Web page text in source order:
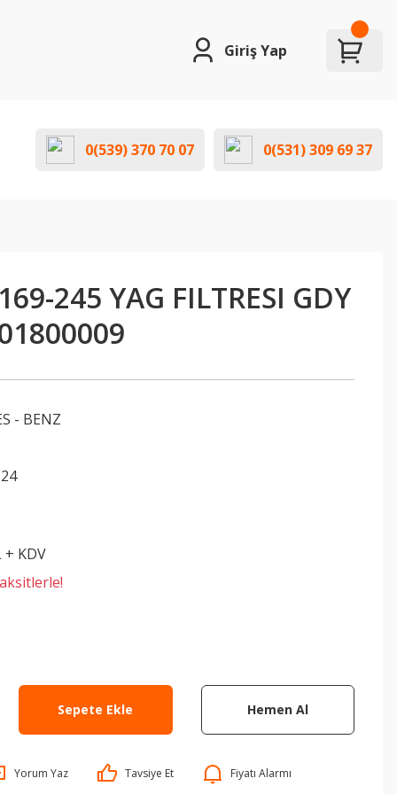
Giriş Yap
0(539) 370 70 07 0(531) 309 69 37
245 YAG FILTRESI GDY
- BENZ
+ KDV
Sepete Ekle Hemen Al
Yorum Yaz Tavsiye Et Fiyatı Alarmı